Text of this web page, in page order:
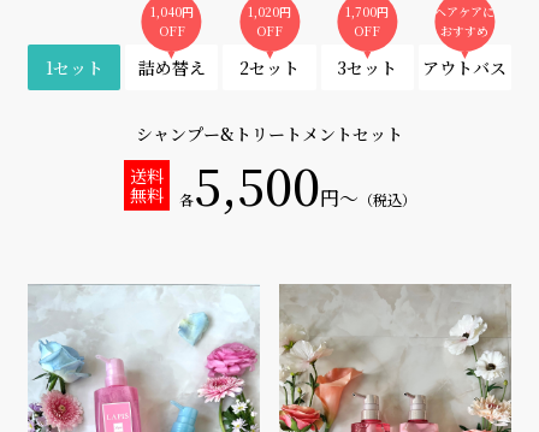
1セット 詰め替え
1,040円
OFF
2セット
1,020円
OFF
3セット
1,700円
OFF
アウトバス
ヘアケアに
おすすめ
シャンプー&トリートメントセット
送料
無料
各5,500円〜 （税込）